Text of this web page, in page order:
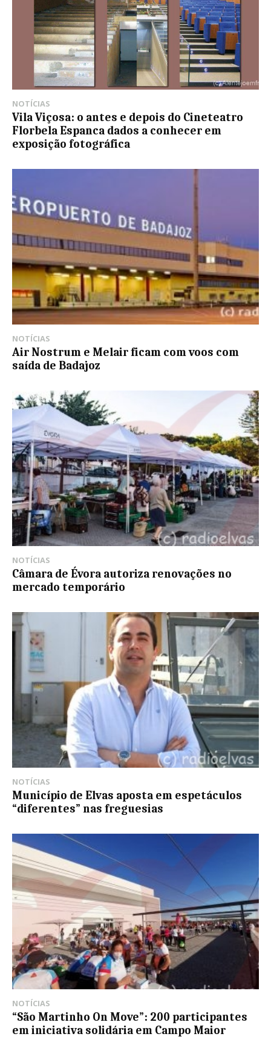
NOTÍCIAS
Vila Viçosa: o antes e depois do Cineteatro
Florbela Espanca dados a conhecer em
exposição fotográfica
NOTÍCIAS
Air Nostrum e Melair ficam com voos com
saída de Badajoz
NOTÍCIAS
Câmara de Évora autoriza renovações no
mercado temporário
NOTÍCIAS
Município de Elvas aposta em espetáculos
“diferentes” nas freguesias
NOTÍCIAS
“São Martinho On Move”: 200 participantes
em iniciativa solidária em Campo Maior